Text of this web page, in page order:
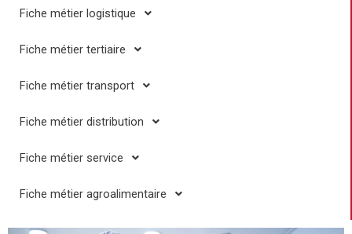
Fiche métier logistique
Fiche métier tertiaire
Fiche métier transport
Fiche métier distribution
Fiche métier service
Fiche métier agroalimentaire